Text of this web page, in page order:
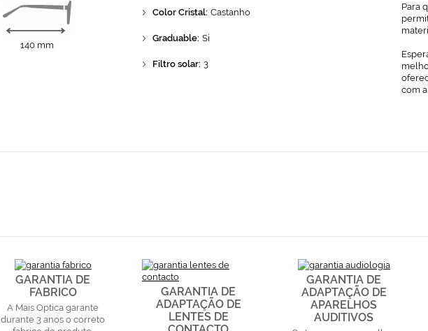
140 mm
Color Cristal: Castanho
Graduable: Si
Filtro solar: 3
Para
com
GARANTIA DE
FABRICO
A Mais Optica garante
durante 3 anos o correto
GARANTIA DE
ADAPTAÇÃO DE
LENTES DE
GARANTIA DE
ADAPTAÇÃO DE
APARELHOS
AUDITIVOS